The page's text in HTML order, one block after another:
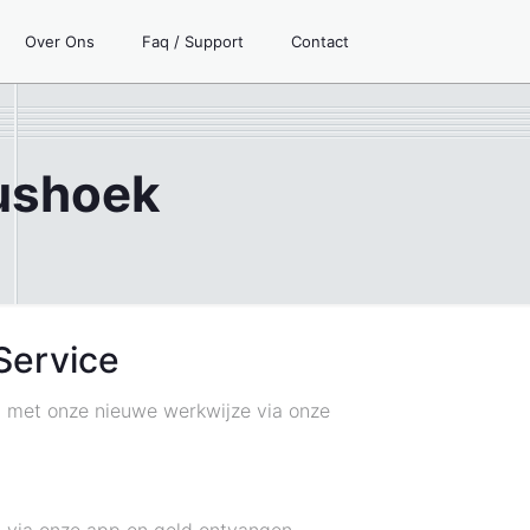
Over Ons Faq / Support Contact
onze nieuwe werkwijze via onze